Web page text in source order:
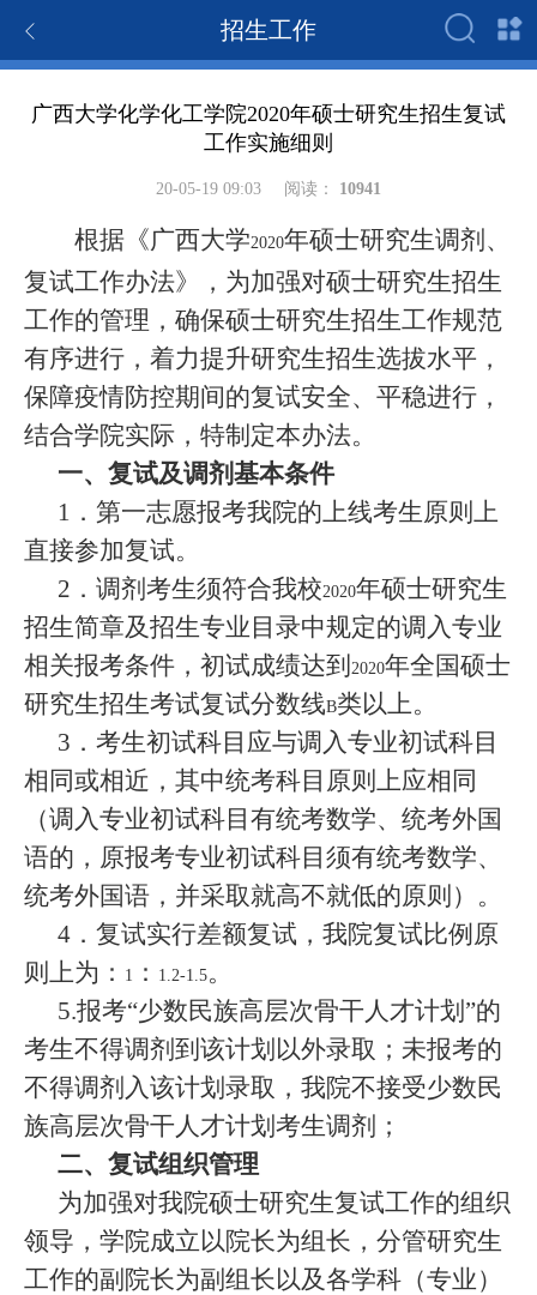
招生工作
广西大学化学化工学院2020年硕士研究生招生复试
工作实施细则
20-05-19 09:03 阅读： 10941
根据《广西大学2020年硕士研究生调剂、
复试工作办法》，为加强对硕士研究生招生
工作的管理，确保硕士研究生招生工作规范
有序进行，着力提升研究生招生选拔水平，
保障疫情防控期间的复试安全、平稳进行，
结合学院实际，特制定本办法。
一、复试及调剂基本条件
1 ．第一志愿报考我院的上线考生原则上
直接参加复试。
2 ．调剂考生须符合我校2020年硕士研究生
招生简章及招生专业目录中规定的调入专业
相关报考条件，初试成绩达到 2020年全国硕士
研究生招生考试复试分数线B类以上。
3 ．考生初试科目应与调入专业初试科目
相同或相近，其中统考科目原则上应相同
（调入专业初试科目有统考数学、统考外国
语的，原报考专业初试科目须有统考数学、
统考外国语 ，并采取就高不就低的原则 ）。
4 ．复试实行差额复试，我院复试比例原
则上为：
1 ： 1.2-1.5。
5.报考“少数民族高层次骨干人才计划”的
考生不得调剂到该计划以外录取；未报考的
不得调剂入该计划录取，我院不接受少数民
族高层次骨干人才计划考生调剂；
二、复试组织管理
为加强对我院硕士研究生复试工作的组织
领导，学院成立以院长为组长，分管研究生
工作的副院长为副组长以及各学科（专业）